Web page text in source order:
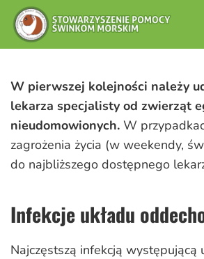
W pierwszej kolejności należy
lekarza specjalisty od zwierząt
nieudomowionych. W
zagrożenia życia (w weekendy,
do najbliższego dostępnego
Infekcje układu
Najczęstszą infekcją występującą